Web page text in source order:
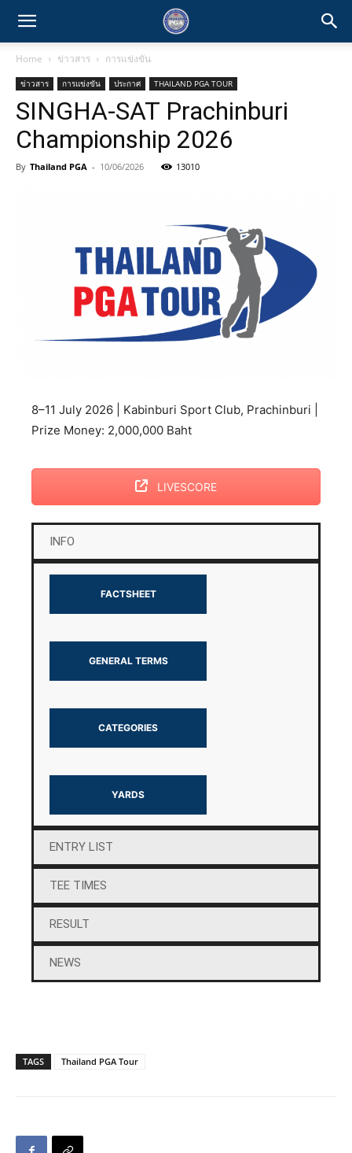
Home ข่าวสาร การแข่งขัน
ข่าวสาร การแข่งขัน ประกาศ THAILAND PGA TOUR
SINGHA-SAT Prachinburi
Championship 2026
By Thailand PGA - 10/06/2026 13010
8–11 July 2026 | Kabinburi Sport Club, Prachinburi |
Prize Money: 2,000,000 Baht
LIVESCORE
INFO
FACTSHEET
GENERAL TERMS
CATEGORIES
YARDS
ENTRY LIST
TEE TIMES
RESULT
NEWS
TAGS Thailand PGA Tour